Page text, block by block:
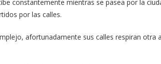
constantemente mientras se pasea por la
por las calles.
afortunadamente sus calles respiran otra